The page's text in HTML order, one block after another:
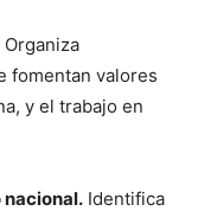
Organiza
fomentan valores
y el trabajo en
Identifica